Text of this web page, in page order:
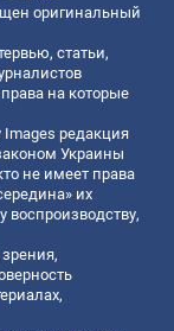
оригинальный
статьи,
на которые
редакция
Украины
не имеет права
их